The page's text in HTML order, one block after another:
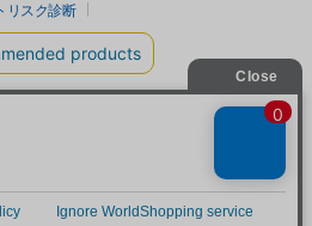
リスク診断
キュリティ byイエラエ）